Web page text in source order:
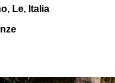
Le, Italia